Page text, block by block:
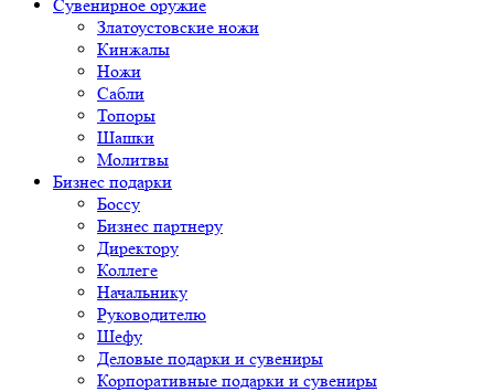
Сувенирное оружие
Златоустовские ножи
Кинжалы
Ножи
Сабли
Топоры
Шашки
Молитвы
Бизнес подарки
Боссу
Бизнес партнеру
Директору
Коллеге
Начальнику
Руководителю
Шефу
Деловые подарки и сувениры
Корпоративные подарки и сувениры